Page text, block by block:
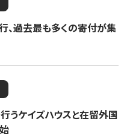
、過去最も多くの寄付が集
うケイズハウスと在留外国